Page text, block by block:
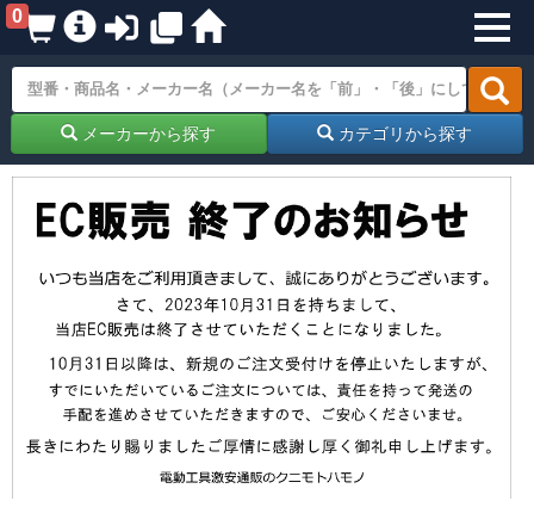
0
メーカーから探す カテゴリから探す